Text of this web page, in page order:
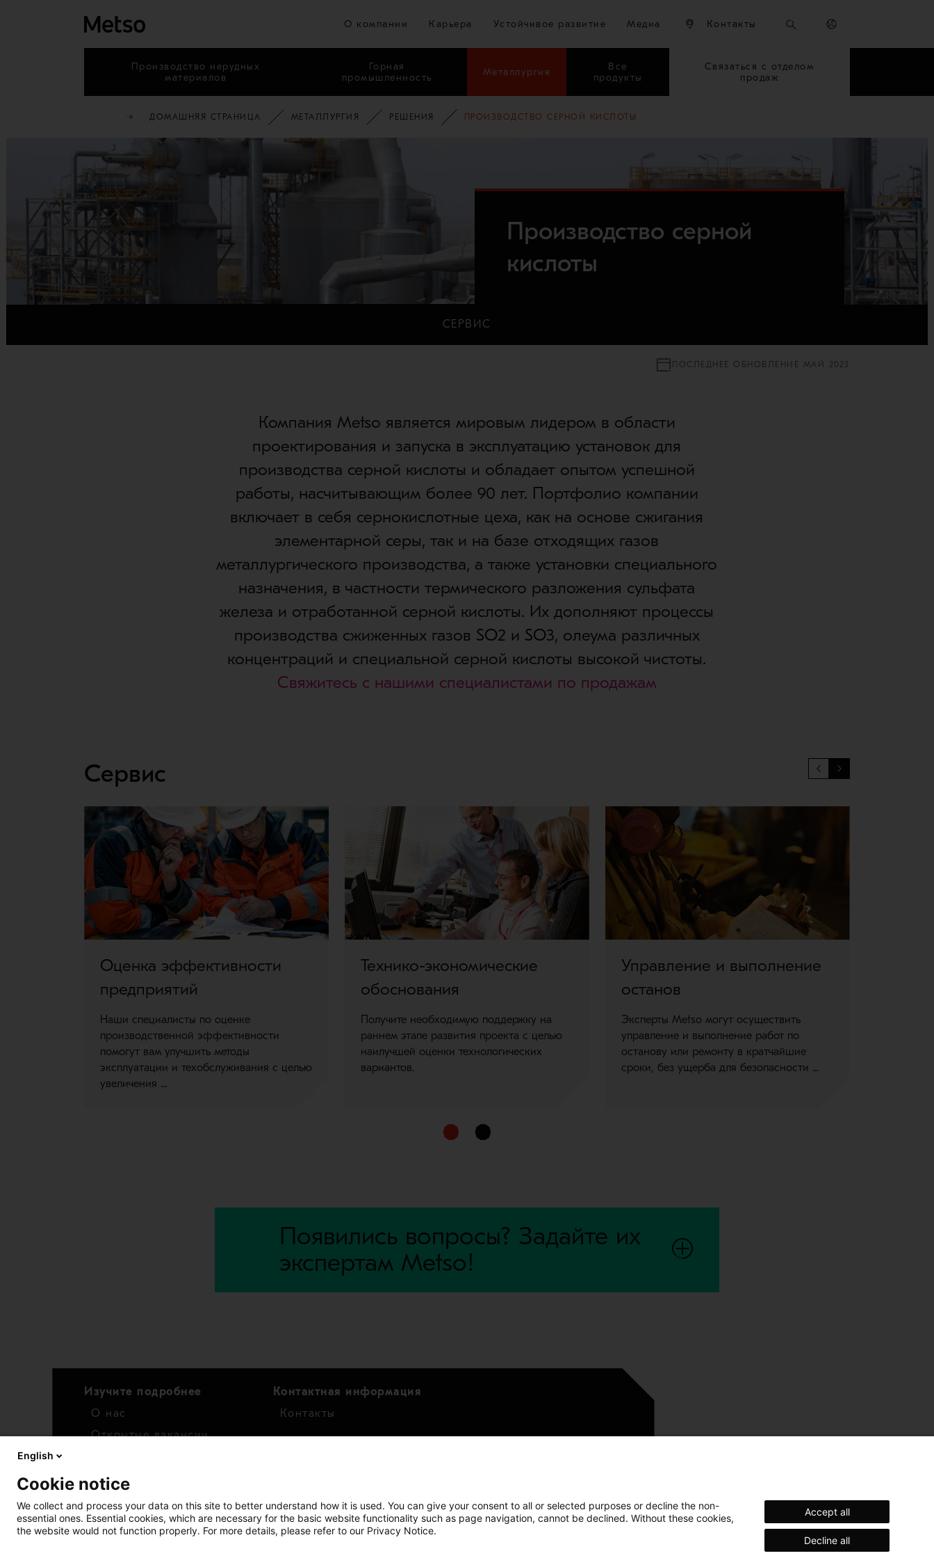
Перейти к основному содержимому
О компании Карьера Устойчивое развитие Медиа Контакты
Производство нерудных
материалов
Горная
промышленность
Металлургия
Все
продукты
Связаться с отделом
продаж
ДОМАШНЯЯ СТРАНИЦА МЕТАЛЛУРГИЯ РЕШЕНИЯ ПРОИЗВОДСТВО СЕРНОЙ КИСЛОТЫ
Производство серной
кислоты
СЕРВИС
ПОСЛЕДНЕЕ ОБНОВЛЕНИЕ МАЙ 2023
Компания Metso является мировым лидером в области
проектирования и запуска в эксплуатацию установок для
производства серной кислоты и обладает опытом успешной
работы, насчитывающим более 90 лет. Портфолио компании
включает в себя сернокислотные цеха, как на основе сжигания
элементарной серы, так и на базе отходящих газов
металлургического производства, а также установки специального
назначения, в частности термического разложения сульфата
железа и отработанной серной кислоты. Их дополняют процессы
производства сжиженных газов SO2 и SO3, олеума различных
концентраций и специальной серной кислоты высокой чистоты.
Свяжитесь с нашими специалистами по продажам
Сервис
Оценка эффективности
предприятий
Наши специалисты по оценке
производственной эффективности
помогут вам улучшить методы
эксплуатации и техобслуживания с целью
увеличения ...
Технико-экономические
обоснования
Получите необходимую поддержку на
раннем этапе развития проекта с целью
наилучшей оценки технологических
вариантов.
Управление и выполнение
останов
Эксперты Metso могут осуществить
управление и выполнение работ по
останову или ремонту в кратчайшие
сроки, без ущерба для безопасности ...
Появились вопросы? Задайте их
экспертам Metso!
Изучите подробнее
О нас
Открытые вакансии
Контактная информация
Контакты
Финансовые показатели
Акции
English
Cookie notice
We collect and process your data on this site to better understand how it is used. You can give your consent to all or selected purposes or decline the non-
essential ones. Essential cookies, which are necessary for the basic website functionality such as page navigation, cannot be declined. Without these cookies,
the website would not function properly. For more details, please refer to our Privacy Notice.
Accept all
Decline all